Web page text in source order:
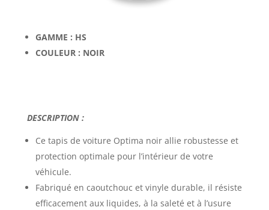
GAMME : HS
COULEUR : NOIR
DESCRIPTION :
Ce tapis de voiture Optima noirallie robustesse et
protection optimale pour l’intérieur de votre
véhicule.
Fabriqué en caoutchouc et vinyle durable, il résiste
efficacement aux liquides, à la saleté et à l’usure